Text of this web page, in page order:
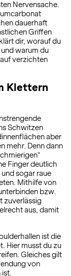
Nervensache.
dauerhaft
Griffen
dir, worauf du
warum du
verzichten
Klettern
Schwitzen
aber
mehr. Denn dann
Finger deutlich
sogar raue
Mithilfe von
bzw.
zuverlässig
aus, damit
ist die
Hier musst du zu
Gleiches gilt
von